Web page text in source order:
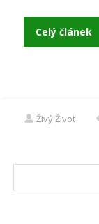
Celý článek
Živý Život